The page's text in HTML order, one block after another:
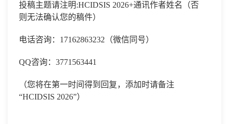
投稿主题请注明:HCIDSIS 2026+通讯作者姓名（否
则无法确认您的稿件）
电话咨询： 17162863232 （微信同号）
QQ咨询：3771563441
（您将在第一时间得到回复，添加时请备注
“HCIDSIS 2026”）